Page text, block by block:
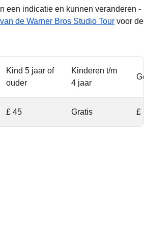
een indicatie en kunnen veranderen -
de Warner Bros Studio Tour( opent
voor de
Kind 5 jaar of
ouder
Kinderen t/m
4 jaar
£ 45 Gratis £